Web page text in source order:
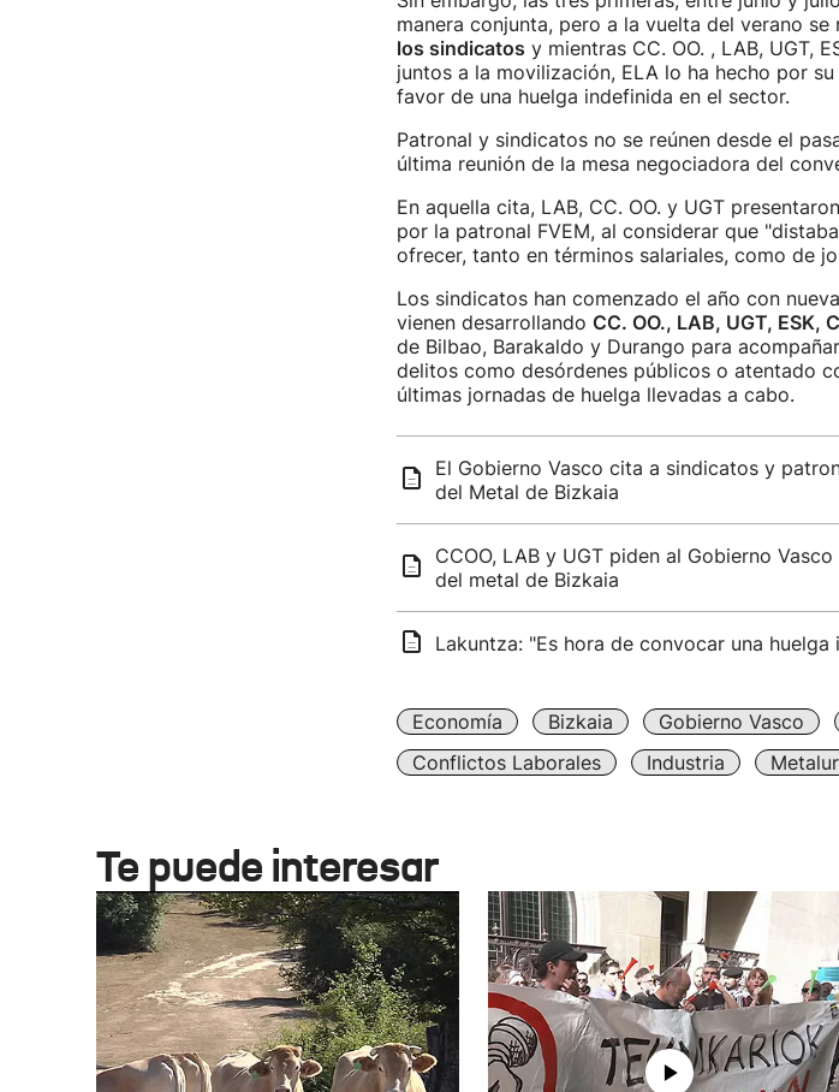
manera conjunta, pero a la vuelta del verano se
los sindicatos y mientras CC. OO. , LAB, UGT,
juntos a la movilización, ELA lo ha hecho por
favor de una huelga indefinida en el sector.
Patronal y sindicatos no se reúnen desde el
última reunión de la mesa negociadora del
En aquella cita, LAB, CC. OO. y UGT
por la patronal FVEM, al considerar que
ofrecer, tanto en términos salariales, como de
Los sindicatos han comenzado el año con
vienen desarrollando CC. OO., LAB, UGT, ESK,
de Bilbao, Barakaldo y Durango para
delitos como desórdenes públicos o atentado
últimas jornadas de huelga llevadas a cabo.
El Gobierno Vasco cita a sindicatos y
del Metal de Bizkaia
CCOO, LAB y UGT piden al Gobierno
del metal de Bizkaia
Lakuntza: "Es hora de convocar una
Economía Bizkaia Gobierno Vasco
Conflictos Laborales
Industria
Te puede interesar